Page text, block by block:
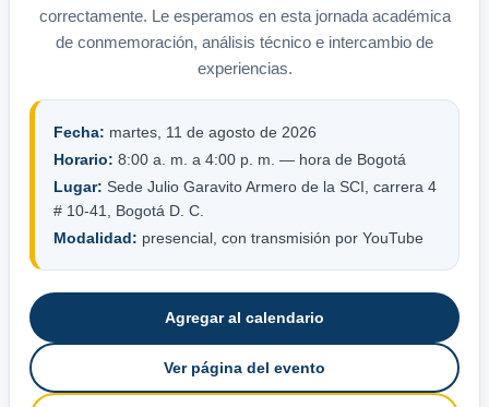
correctamente. Le esperamos en esta jornada académica
de conmemoración, análisis técnico e intercambio de
experiencias.
Fecha: martes, 11 de agosto de 2026
Horario: 8:00 a. m. a 4:00 p. m. — hora de Bogotá
Lugar: Sede Julio Garavito Armero de la SCI, carrera 4
# 10-41, Bogotá D. C.
Modalidad: presencial, con transmisión por YouTube
Agregar al calendario
Ver página del evento